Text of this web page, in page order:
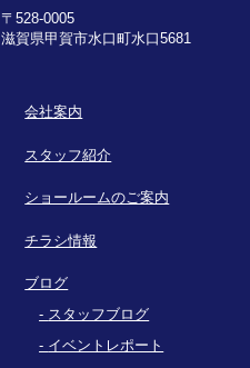
〒528-0005
滋賀県甲賀市水口町水口5681
会社案内
スタッフ紹介
ショールームのご案内
チラシ情報
ブログ
スタッフブログ
イベントレポート